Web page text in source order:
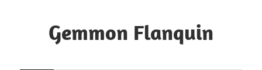
contentGemmon Flanquin